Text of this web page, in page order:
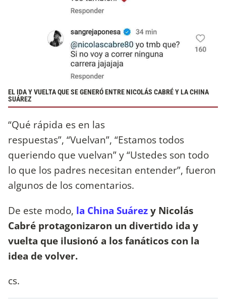
EL IDA Y VUELTA QUE SE GENERÓ ENTRE NICOLÁS CABRÉ Y LA CHINA
SUÁREZ
“Qué rápida es en las
respuestas”, “Vuelvan”, “Estamos todos
queriendo que vuelvan” y “Ustedes son todo
lo que los padres necesitan entender”, fueron
algunos de los comentarios.
De este modo, la China Suárezy Nicolás
Cabré protagonizaron un divertido ida y
vuelta que ilusionó a los fanáticos con la
idea de volver.
cs.